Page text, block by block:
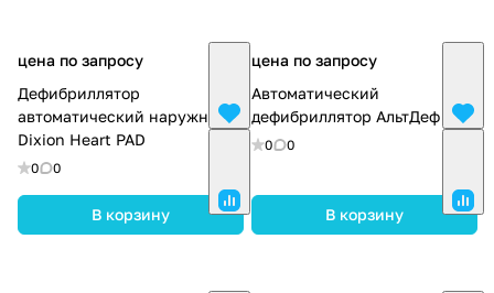
цена по запросу
Дефибриллятор
автоматический наружный
Dixion Heart PAD
0 0
В корзину
цена по запросу
Автоматический
дефибриллятор АльтДеф
0 0
В корзину